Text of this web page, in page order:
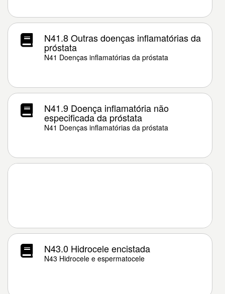
N41.8 Outras doenças inflamatórias da
próstata
N41 Doenças inflamatórias da próstata
N41.9 Doença inflamatória não
especificada da próstata
N41 Doenças inflamatórias da próstata
N43.0 Hidrocele encistada
N43 Hidrocele e espermatocele